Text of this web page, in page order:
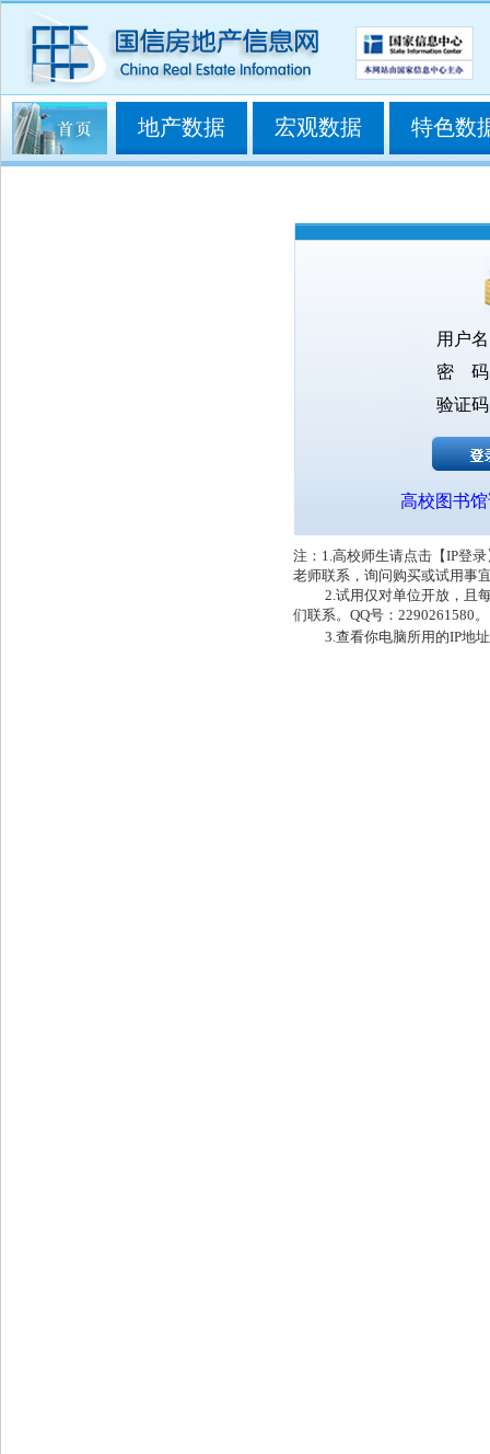
地产数据 宏观数据 特色数
用户
密
验证
高校图书
注：1.高校师生请点击【IP登
老师联系，询问购买或试用事
2.试用仅对单位开放，且每
们联系。QQ号：2290261580。
3.查看你电脑所用的IP地